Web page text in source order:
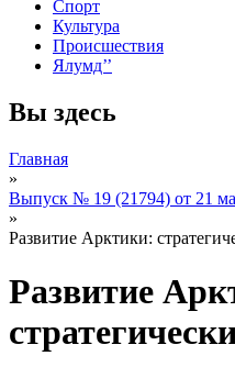
Спорт
Культура
Происшествия
Ялумд’’
Вы здесь
Главная
»
Выпуск № 19 (21794) от 21
»
Развитие Арктики:
Развитие